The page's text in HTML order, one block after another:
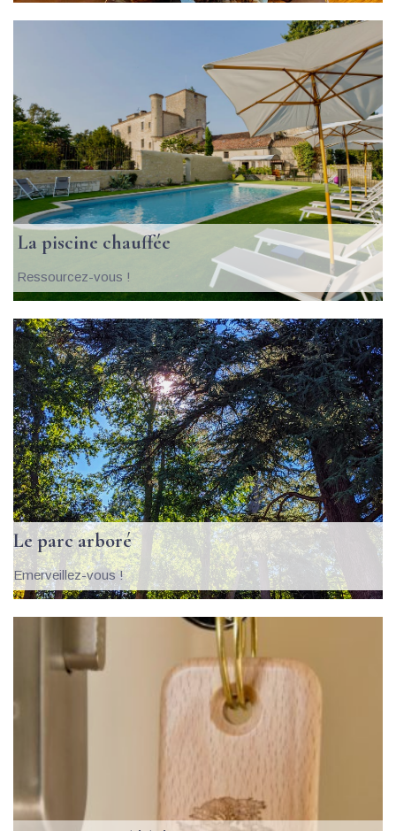
La piscine chauffée
Ressourcez-vous !
Le parc arboré
Emerveillez-vous !